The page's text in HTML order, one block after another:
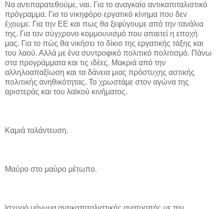
Να αντιπαρατεθούμε, ναι. Για το αναγκαίο αντικαπιταλιστικό
πρόγραμμα. Για το νικηφόρο εργατικό κίνημα που δεν
έχουμε. Για την ΕΕ και πως θα ξεφύγουμε από την τανάλια
της. Για τον σύγχρονο κομμουνισμό που απαιτεί η εποχή
μας. Για το πώς θα νικήσει το δίκιο της εργατικής τάξης και
του λαού. Αλλά με ένα συντροφικό πολιτικό πολιτισμό. Πάνω
στα προγράμματα και τις ιδέες. Μακριά από την
αλληλοαπαξίωση και τα δάνεια μιας πρόστυχης αστικής
πολιτικής ανηθικότητας. Το χρωστάμε στον αγώνα της
αριστεράς και του λαϊκού κινήματος.
Καμιά ταλάντευση.
Μαύρο στο μαύρο μέτωπο.